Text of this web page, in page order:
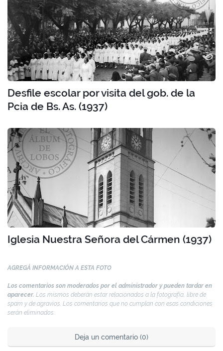
Desfile escolar por visita del gob. de la
Pcia de Bs. As. (1937)
Iglesia Nuestra Señora del Cármen (1937)
AGREGÁ INFORMACIÓN A ESTA FOTO
Los comentarios son moderados por el administrador y pueden tardar en
aparecer. Los mismos deberán estar relacionados a la fotografía, libre de
spam y de agravios. Los comentarios que no cumplan con esas condiciones
serán eliminados.
Deja un comentario (0)